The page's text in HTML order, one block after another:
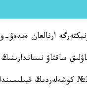
قۇرىلىسى 2015-